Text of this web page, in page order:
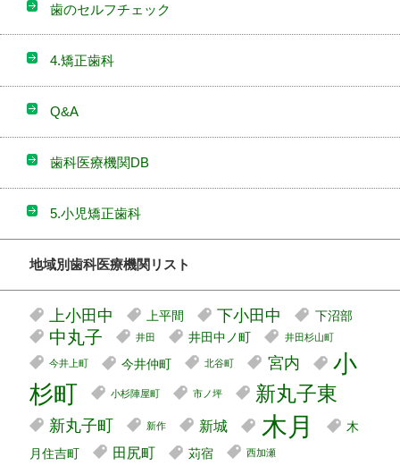
歯のセルフチェック
4.矯正歯科
Q&A
歯科医療機関DB
5.小児矯正歯科
地域別歯科医療機関リスト
上小田中 上平間 下小田中 下沼部
中丸子 井田 井田中ノ町 井田杉山町
今井上町 今井仲町 北谷町 宮内
小
杉町
小杉陣屋町 市ノ坪 新丸子東
新丸子町 新作 新城 木月
木
月住吉町
田尻町 苅宿 西加瀬